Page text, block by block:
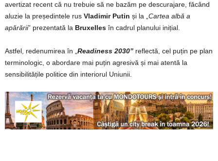
avertizat recent că nu trebuie să ne bazăm pe descurajare, făcând
aluzie la președintele rus Vladimir Putin și la „Cartea albă a
apărării” prezentată la Bruxelles în cadrul planului inițial.
Astfel, redenumirea în „Readiness 2030” reflectă, cel puțin pe plan
terminologic, o abordare mai puțin agresivă și mai atentă la
sensibilitățile politice din interiorul Uniunii.